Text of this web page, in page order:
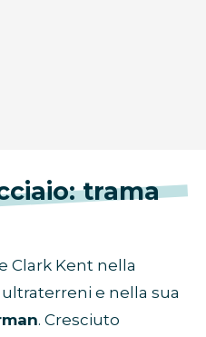
trama
Clark Kent nella
e nella sua
. Cresciuto